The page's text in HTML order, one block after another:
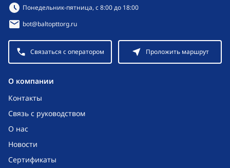
O компании
Контакты
Связь с руководством
О нас
Новости
Сертификаты
Режим работы:
Понедельник-пятница, с 8:00 до 18:00
bot@baltopttorg.ru
Связаться с оператором Проложить маршрут